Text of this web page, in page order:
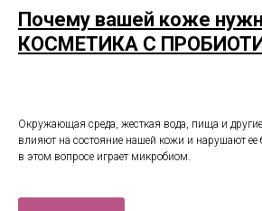
Почему вашей коже
КОСМЕТИКА С
Окружающая среда, жесткая вода, пища и
влияют на состояние нашей кожи и нарушают
в этом вопросе играет микробиом.